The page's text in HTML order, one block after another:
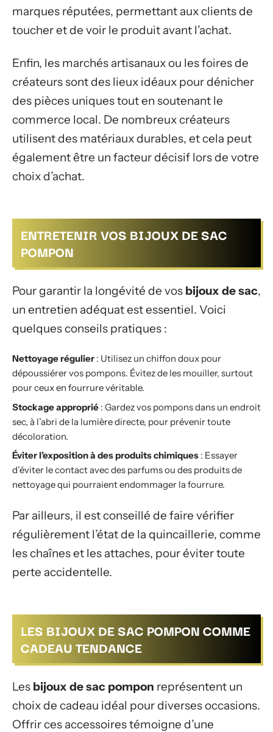
marques réputées, permettant aux clients de
toucher et de voir le produit avant l’achat.
Enfin, les marchés artisanaux ou les foires de
créateurs sont des lieux idéaux pour dénicher
des pièces uniques tout en soutenant le
commerce local. De nombreux créateurs
utilisent des matériaux durables, et cela peut
également être un facteur décisif lors de votre
choix d’achat.
ENTRETENIR VOS BIJOUX DE SAC
POMPON
Pour garantir la longévité de vos bijoux de sac,
un entretien adéquat est essentiel. Voici
quelques conseils pratiques :
Nettoyage régulier : Utilisez un chiffon doux pour
dépoussiérer vos pompons. Évitez de les mouiller, surtout
pour ceux en fourrure véritable.
Stockage approprié : Gardez vos pompons dans un endroit
sec, à l’abri de la lumière directe, pour prévenir toute
décoloration.
Éviter l’exposition à des produits chimiques : Essayer
d’éviter le contact avec des parfums ou des produits de
nettoyage qui pourraient endommager la fourrure.
Par ailleurs, il est conseillé de faire vérifier
régulièrement l’état de la quincaillerie, comme
les chaînes et les attaches, pour éviter toute
perte accidentelle.
LES BIJOUX DE SAC POMPON COMME
CADEAU TENDANCE
Les bijoux de sac pompon représentent un
choix de cadeau idéal pour diverses occasions.
Offrir ces accessoires témoigne d’une